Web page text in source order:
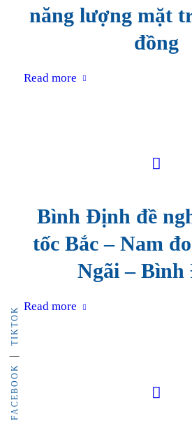
FACEBOOK
TIKTOK
năng lượng mặt
đồng
Read more
Bình Định đề
tốc Bắc – Nam
Ngãi –
Read more